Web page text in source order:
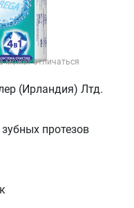
может отличаться
(Ирландия) Лтд.
протезов